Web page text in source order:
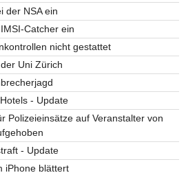
der NSA ein
Catcher ein
nicht gestattet
Uni Zürich
- Update
Polizeieinsätze auf Veranstalter von
- Update
iPhone blättert